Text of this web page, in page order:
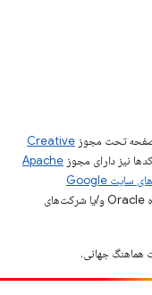
صفحه تحت مجوز Creative
نیز دارای مجوز Apache
خطمشی‌های سایت Google
مراجعه کنید. جاوا علامت تجاری ثبت‌شده Oracle و/یا شرکت‌های